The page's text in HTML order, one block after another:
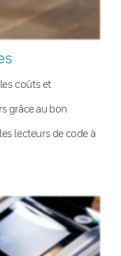
coûts et
grâce au bon
lecteurs de code à